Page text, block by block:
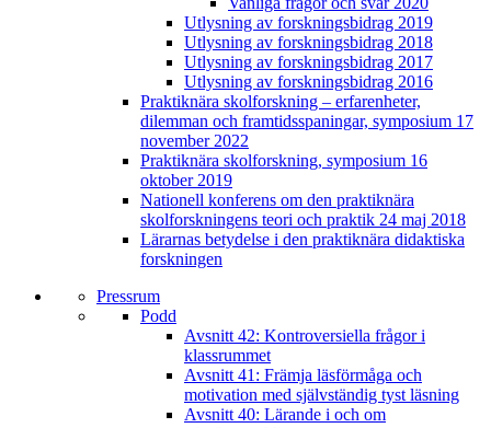
Utlysning av forskningsbidrag 2019
Utlysning av forskningsbidrag 2018
Utlysning av forskningsbidrag 2017
Utlysning av forskningsbidrag 2016
Praktiknära skolforskning – erfarenheter,
dilemman och framtidsspaningar, symposium 17
november 2022
Praktiknära skolforskning, symposium 16
oktober 2019
Nationell konferens om den praktiknära
skolforskningens teori och praktik 24 maj 2018
Lärarnas betydelse i den praktiknära didaktiska
forskningen
Pressrum
Podd
Avsnitt 42: Kontroversiella frågor i
klassrummet
Avsnitt 41: Främja läsförmåga och
motivation med självständig tyst läsning
Avsnitt 40: Lärande i och om